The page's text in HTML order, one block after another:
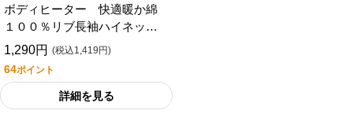
ボディヒーター 快適暖か綿
１００％リブ長袖ハイネック
シャツ／セブンプレミアムラ
1,290円 (税込1,419円)
64ポイント
詳細を見る